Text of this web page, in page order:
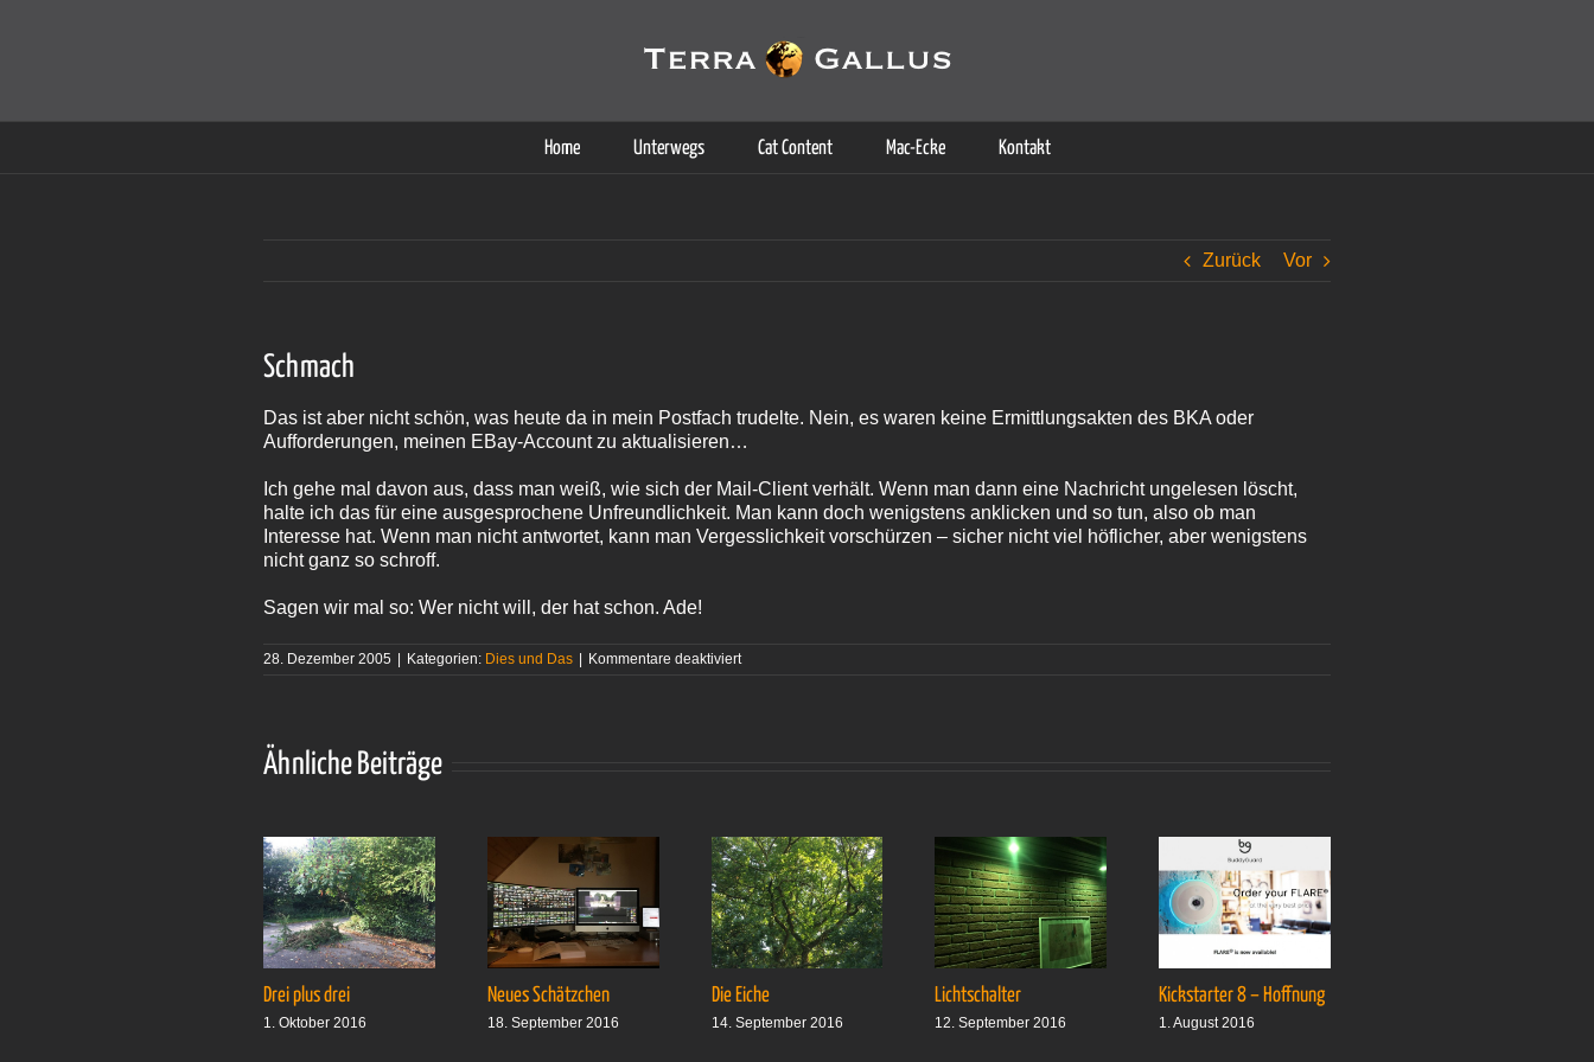
Home Unterwegs Cat Content Mac-Ecke Kontakt
Zurück Vor
Schmach
Das ist aber nicht schön, was heute da in mein Postfach trudelte. Nein, es waren keine Ermittlungsakten des BKA oder
Aufforderungen, meinen EBay-Account zu aktualisieren…
Ich gehe mal davon aus, dass man weiß, wie sich der Mail-Client verhält. Wenn man dann eine Nachricht ungelesen löscht,
halte ich das für eine ausgesprochene Unfreundlichkeit. Man kann doch wenigstens anklicken und so tun, also ob man
Interesse hat. Wenn man nicht antwortet, kann man Vergesslichkeit vorschürzen – sicher nicht viel höflicher, aber wenigstens
nicht ganz so schroff.
Sagen wir mal so: Wer nicht will, der hat schon. Ade!
28. Dezember 2005 | Kategorien: Dies und Das | Kommentare deaktiviertfür
Ähnliche Beiträge
Drei plus drei
1. Oktober 2016
Neues Schätzchen
18. September 2016
Die Eiche
14. September 2016
Lichtschalter
12. September 2016
Kickstarter 8 – Hoffnung
1. August 2016
Cookies helfen auf auf dieser Seite bei der Bereitstellung der Dienste. Durch die Nutzung dieser Webseite erklären Sie sich damit einverstanden, dass Cookies gesetzt werden.
Weitere Informationen